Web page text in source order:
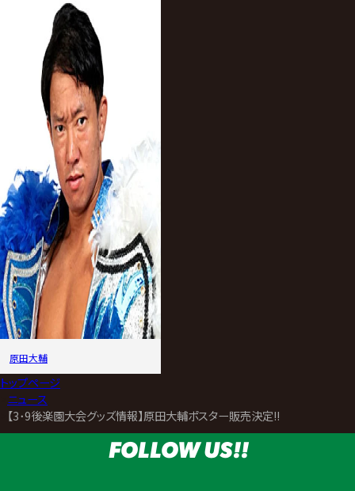
原田大輔
トップページ
ニュース
【3･9後楽園大会グッズ情報】原田大輔ポスター販売決定!!
FOLLOW US!!